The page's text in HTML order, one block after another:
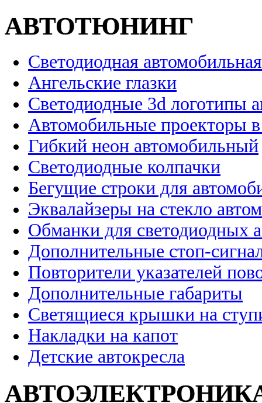
АВТОТЮНИНГ
Светодиодная
Ангельские глазки
Светодиодные 3d логотипы
Автомобильные проекторы
Гибкий неон автомобильный
Светодиодные колпачки
Бегущие строки для
Эквалайзеры на стекло
Обманки для светодиодных
Дополнительные стоп-
Повторители указателей
Дополнительные габариты
Светящиеся крышки на
Накладки на капот
Детские автокресла